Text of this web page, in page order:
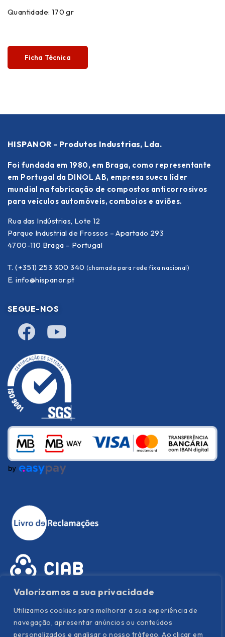
Valorizamos a sua privacidade
Utilizamos cookies para melhorar a sua experiência de
navegação, apresentar anúncios ou conteúdos
personalizados e analisar o nosso tráfego. Ao clicar em
Quantidade: 170 gr
Ficha Técnica
HISPANOR - Produtos Industrias, Lda.
Foi fundada em 1980, em Braga, como representante
em Portugal da DINOL AB, empresa sueca líder
mundial na fabricação de compostos anticorrosivos
para veículos automóveis, comboios e aviões.
Rua das Indústrias, Lote 12
Parque Industrial de Frossos – Apartado 293
4700-110 Braga – Portugal
T. (+351) 253 300 340 (chamada para rede fixa nacional)
E. info@hispanor.pt
SEGUE-NOS